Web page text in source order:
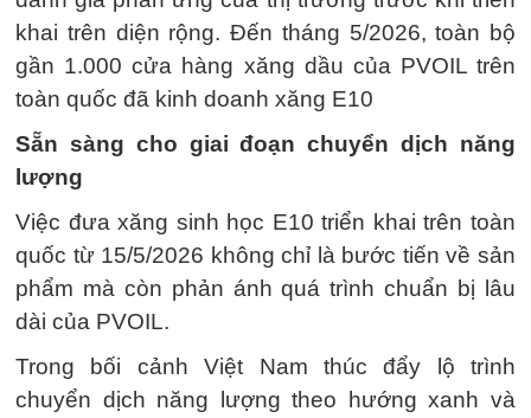
khai trên diện rộng. Đến tháng 5/2026, toàn bộ
gần 1.000 cửa hàng xăng dầu của PVOIL trên
toàn quốc đã kinh doanh xăng E10
Sẵn sàng cho giai đoạn chuyển dịch năng
lượng
Việc đưa xăng sinh học E10 triển khai trên toàn
quốc từ 15/5/2026 không chỉ là bước tiến về sản
phẩm mà còn phản ánh quá trình chuẩn bị lâu
dài của PVOIL.
Trong bối cảnh Việt Nam thúc đẩy lộ trình
chuyển dịch năng lượng theo hướng xanh và